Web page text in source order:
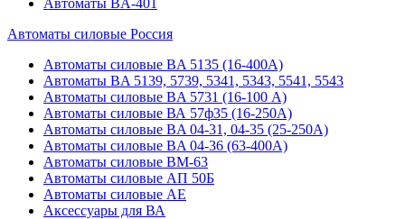
Автоматы BA-401
Автоматы силовые Россия
Автоматы силовые BA 5135 (16-400А)
Автоматы BA 5139, 5739, 5341, 5343, 5541, 5543
Автоматы силовые BA 5731 (16-100 А)
Автоматы силовые ВА 57ф35 (16-250А)
Автоматы силовые BA 04-31, 04-35 (25-250А)
Автоматы силовые BA 04-36 (63-400А)
Автоматы силовые ВМ-63
Автоматы силовые АП 50Б
Автоматы силовые АЕ
Аксессуары для ВА